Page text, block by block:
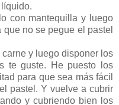
con mantequilla y luego
no se pegue el pastel
y luego disponer los
te guste. He puesto los
para que sea más fácil
pastel. Y vuelve a cubrir
y cubriendo bien los